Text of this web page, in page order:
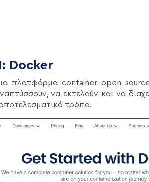
Docker
πλατφόρμα container open
να εκτελούν και να
τρόπο.